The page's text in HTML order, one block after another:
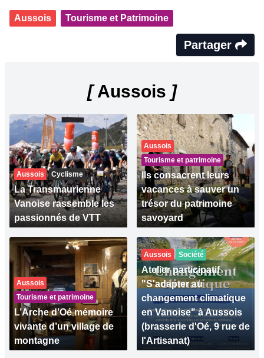
Aussois Tourisme et Patrimoine
Partager
[Aussois ]
Aussois Cyclisme
La Transmaurienne
Vanoise rassemble les
passionnés de VTT
Aussois
Tourisme et patrimoine
Ils consacrent leurs
vacances à sauver un
trésor du patrimoine
savoyard
Aussois
Tourisme et patrimoine
L’Arche d’Oé mémoire
vivante d’un village de
montagne
Aussois Société
Atelier participatif
"S'adapter au
changement climatique
en Vanoise" à Aussois
(brasserie d'Oé, 9 rue de
l'Artisanat)